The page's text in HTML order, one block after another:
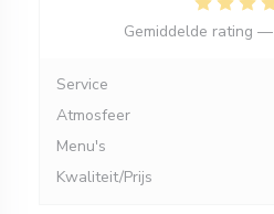
Gemiddelde rating —
Service
Atmosfeer
Menu's
Kwaliteit/Prijs